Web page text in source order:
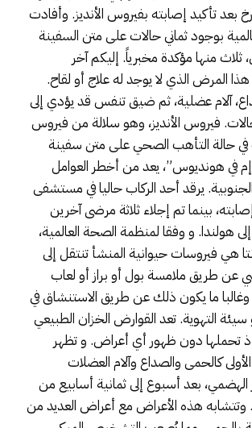
بعد تأكيد إصابته بفيروس الأنديز. وأفادت
بوجود ثماني حالات على متن السفينة
ثلاث منها مؤكدة مخبرياً. إليكم آخر
المرض الذي لا يوجد له علاج أو لقاح.
آلام عضلية، ثم ضيق تنفس قد يؤدي إلى
فيروس الأنديز، وهو سلالة من فيروس
في حالة التأهب الصحي على متن سفينة
في هونديوس”، يعد من أخطر العوامل
الجنوبية. يرقد أحد الركاب حاليا في مستشفى
بينما تم إجلاء ثلاثة مرضى آخرين
هولندا. و وفقا لمنظمة الصحة العالمية،
هي فيروسات حيوانية المنشأ تنتقل إلى
عن طريق ملامسة بول أو براز أو لعاب
وغالبا ما يكون ذلك عن طريق الاستنشاق في
سيئة التهوية. تعد القوارض الخزان الطبيعي
تحملها دون ظهور أي أعراض. و تظهر
كالحمى والصداع وآلام العضلات
الهضمي، بعد أسبوع إلى ثمانية أسابيع من
هذه الأعراض مع أعراض العديد من